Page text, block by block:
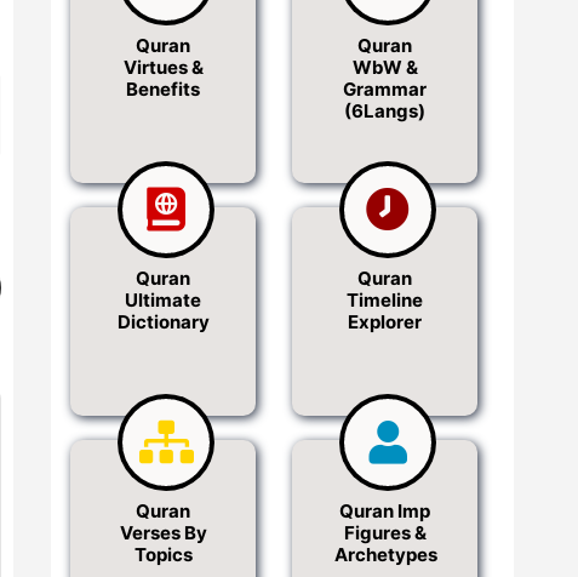
Quran
Virtues &
Benefits
Quran
WbW &
Grammar
(6Langs)
Quran
Ultimate
Dictionary
Quran
Timeline
Explorer
Quran
Verses By
Topics
Quran Imp
Figures &
Archetypes